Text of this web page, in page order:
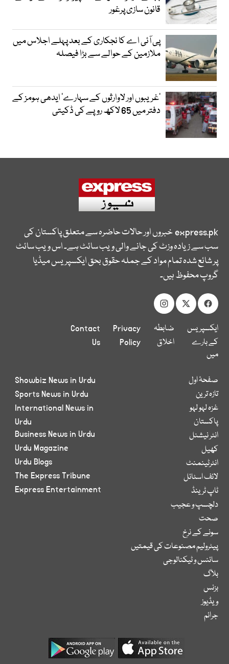
قانون سازی پرغور
پی آئی اے کا نجکاری کے بعد پہلے اجلاس میں
ملازمین کے حوالے سے بڑا فیصلہ
’غریبوں اور لاوارثوں کے سہارے‘ ایدھی ہومز کے
دفتر میں 65 لاکھ روپے کی ڈکیتی
express.pkخبروں اور حالات حاضرہ سے متعلق پاکستان کی
سب سے زیادہ وزٹ کی جانے والی ویب سائٹ ہے۔ اس ویب سائٹ
پر شائع شدہ تمام مواد کے جملہ حقوق بحق ایکسپریس میڈیا
گروپ محفوظ ہیں۔
ایکسپریس
کے بارے
میں
ضابطہ
اخلاق
Privacy
Policy
Contact
Us
صفحۂ اول
تازہ ترین
غزہ لہو لہو
پاکستان
انٹر نیشنل
کھیل
انٹرٹینمنٹ
لائف اسٹائل
ٹاپ ٹرینڈ
دلچسپ و عجیب
صحت
سونے کے نرخ
پیٹرولیم مصنوعات کی قیمتیں
سائنس و ٹیکنالوجی
بلاگ
بزنس
ویڈیوز
جرائم
Showbiz News in Urdu
Sports News in Urdu
International News in
Urdu
Business News in Urdu
Urdu Magazine
Urdu Blogs
The Express Tribune
Express Entertainment